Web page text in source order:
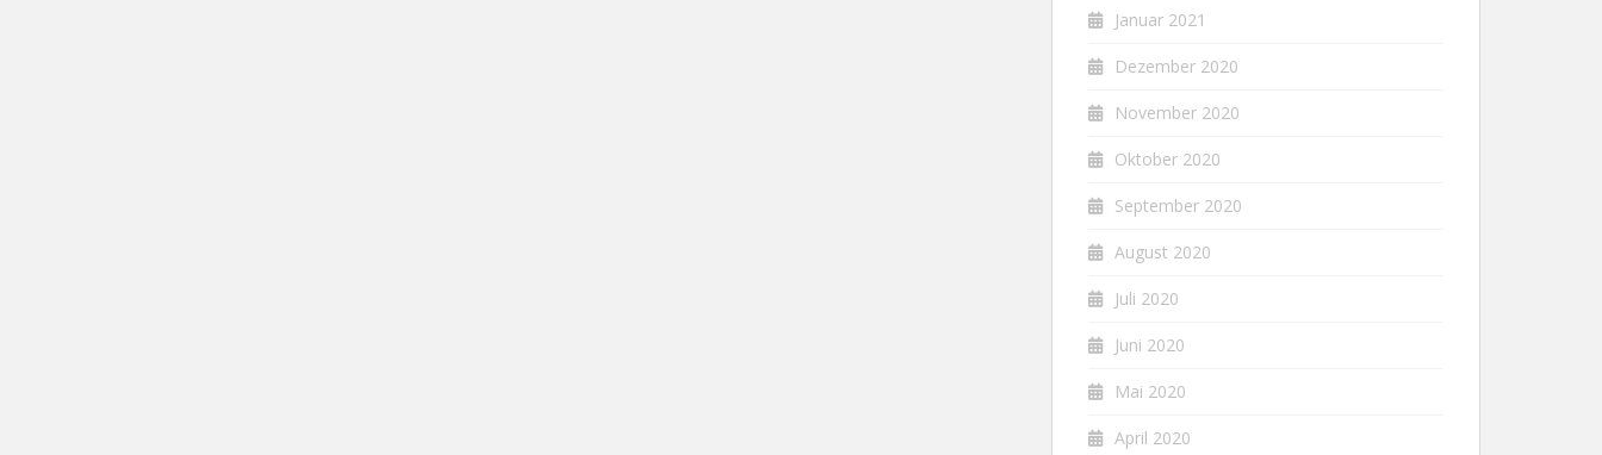
Januar 2021
Dezember 2020
November 2020
Oktober 2020
September 2020
August 2020
Juli 2020
Juni 2020
Mai 2020
April 2020